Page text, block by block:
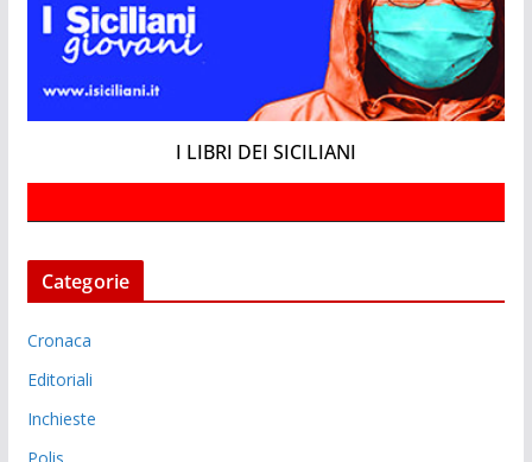
I LIBRI DEI SICILIANI
Categorie
Cronaca
Editoriali
Inchieste